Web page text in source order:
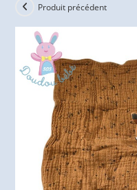
Produit précédent